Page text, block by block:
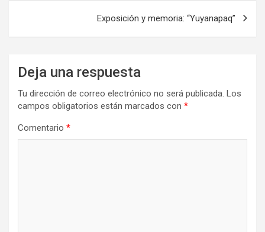
Exposición y memoria: “Yuyanapaq”
Deja una respuesta
Tu dirección de correo electrónico no será publicada. Los
campos obligatorios están marcados con *
Comentario *